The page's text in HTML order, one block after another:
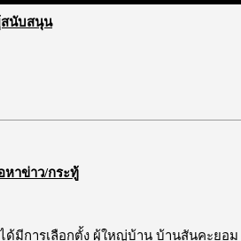
สนับสนุน
หาข่าว/กระทู้
ด้มีการเลือกตั้ง ผุ้ใหญ่บ้าน บ้านสันคะยอ